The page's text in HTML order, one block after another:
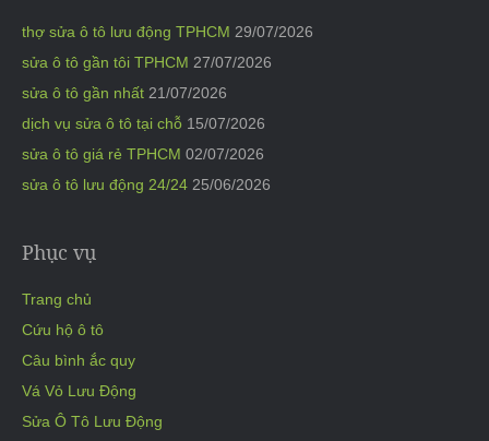
thợ sửa ô tô lưu động TPHCM 29/07/2026
sửa ô tô gần tôi TPHCM 27/07/2026
sửa ô tô gần nhất 21/07/2026
dịch vụ sửa ô tô tại chỗ 15/07/2026
sửa ô tô giá rẻ TPHCM 02/07/2026
sửa ô tô lưu động 24/24 25/06/2026
Phục vụ
Trang chủ
Cứu hộ ô tô
Câu bình ắc quy
Vá Vỏ Lưu Động
Sửa Ô Tô Lưu Động